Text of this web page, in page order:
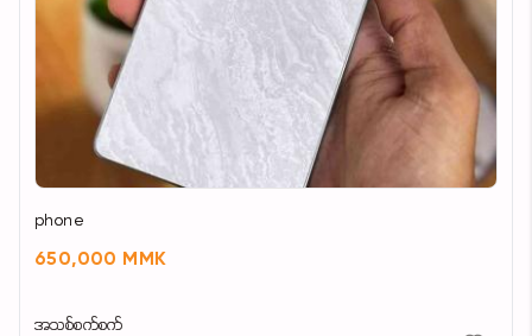
phone
650,000 MMK
အသစ်စက်စက်